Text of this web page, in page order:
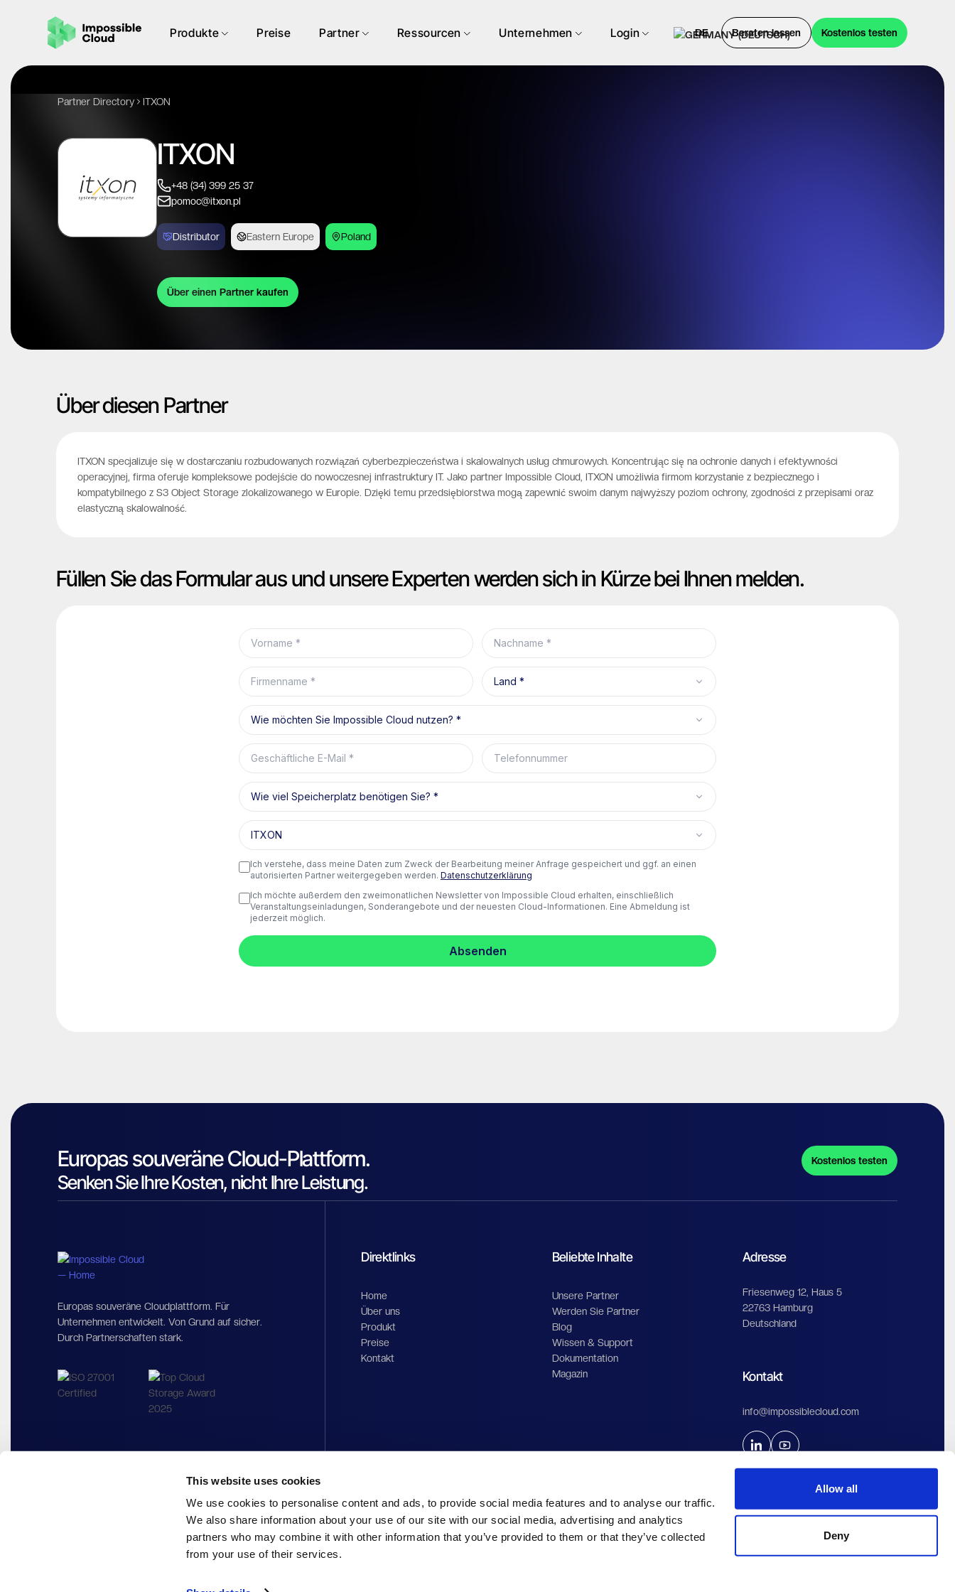
This website uses cookies
We use cookies to personalise content and ads, to provide social media features and to analyse our traffic.
We also share information about your use of our site with our social media, advertising and analytics
partners who may combine it with other information that you’ve provided to them or that they’ve collected
from your use of their services.
Allow all
Deny
Produkte Preise Partner Ressourcen Unternehmen Login DE Beraten lassen Kostenlos testen
Partner Directory ITXON
ITXON
+48 (34) 399 25 37
pomoc@itxon.pl
Distributor Eastern Europe Poland
Über einen Partner kaufen
Über diesen Partner
ITXON specjalizuje się w dostarczaniu rozbudowanych rozwiązań cyberbezpieczeństwa i skalowalnych usług chmurowych. Koncentrując się na ochronie danych i efektywności
operacyjnej, firma oferuje kompleksowe podejście do nowoczesnej infrastruktury IT. Jako partner Impossible Cloud, ITXON umożliwia firmom korzystanie z bezpiecznego i
kompatybilnego z S3 Object Storage zlokalizowanego w Europie. Dzięki temu przedsiębiorstwa mogą zapewnić swoim danym najwyższy poziom ochrony, zgodności z przepisami oraz
elastyczną skalowalność.
Füllen Sie das Formular aus und unsere Experten werden sich in Kürze bei Ihnen melden.
Europas souveräne Cloud-Plattform.
Senken Sie Ihre Kosten, nicht Ihre Leistung.
Kostenlos testen
Europas souveräne Cloudplattform. Für
Unternehmen entwickelt. Von Grund auf sicher.
Durch Partnerschaften stark.
Direktlinks
Home
Über uns
Produkt
Preise
Kontakt
Beliebte Inhalte
Unsere Partner
Werden Sie Partner
Blog
Wissen & Support
Dokumentation
Magazin
Adresse
Friesenweg 12, Haus 5
22763 Hamburg
Deutschland
Kontakt
info@impossiblecloud.com